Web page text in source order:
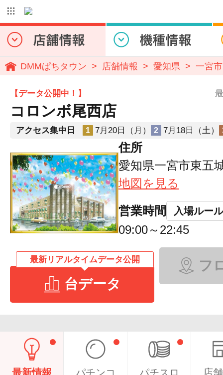
DMMぱちタウン 店舗情報 愛知県 一宮市
【データ公開中！】
コロンボ尾西店
アクセス集中日 1 7月20日（月） 2 7月18日（土）
住所
愛知県一宮市東五
地図を見る
営業時間 入場ルール
09:00～22:45
最新リアルタイムデータ公開
台データ
フ
最新情報 パチンコ パチスロ 店